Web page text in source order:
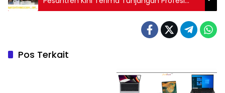
2026
Pos Terkait